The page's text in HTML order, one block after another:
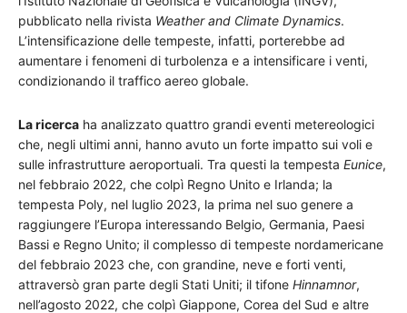
pubblicato nella rivista Weather and Climate Dynamics.
L’intensificazione delle tempeste, infatti, porterebbe ad
aumentare i fenomeni di turbolenza e a intensificare i venti,
condizionando il traffico aereo globale.
La ricerca ha analizzato quattro grandi eventi metereologici
che, negli ultimi anni, hanno avuto un forte impatto sui voli e
sulle infrastrutture aeroportuali. Tra questi la tempesta Eunice,
nel febbraio 2022, che colpì Regno Unito e Irlanda; la
tempesta Poly, nel luglio 2023, la prima nel suo genere a
raggiungere l’Europa interessando Belgio, Germania, Paesi
Bassi e Regno Unito; il complesso di tempeste nordamericane
del febbraio 2023 che, con grandine, neve e forti venti,
attraversò gran parte degli Stati Uniti; il tifone Hinnamnor,
nell’agosto 2022, che colpì Giappone, Corea del Sud e altre